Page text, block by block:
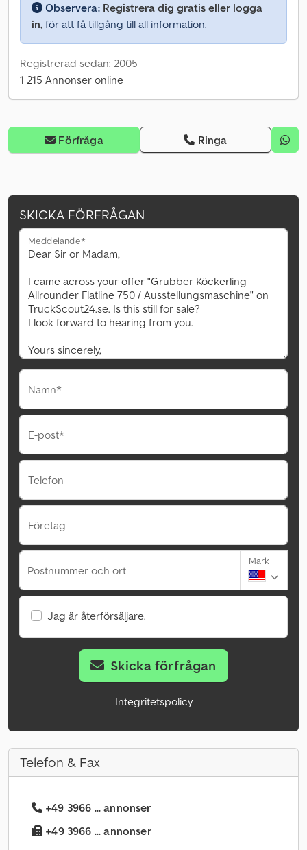
Observera: Registrera dig gratis eller logga
in, för att få tillgång till all information.
Registrerad sedan: 2005
1 215 Annonser online
Förfråga Ringa
SKICKA FÖRFRÅGAN
Meddelande*
Namn*
E-post*
Telefon
Företag
Postnummer och ort
Mark
Jag är återförsäljare.
Skicka förfrågan
Integritetspolicy
Telefon & Fax
+49 3966 ... annonser
+49 3966 ... annonser